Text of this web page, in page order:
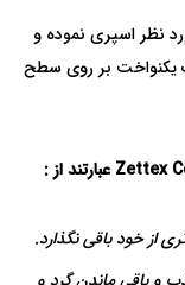
نظر اسپری نموده و
یکنواخت بر روی سطح
عبارتند از :
از خود باقی نگذارد.